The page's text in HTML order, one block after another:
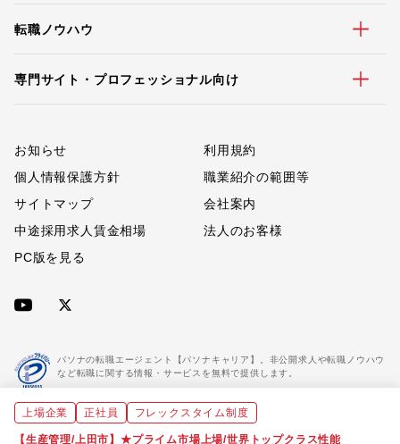
転職ノウハウ
専門サイト・プロフェッショナル向け
お知らせ
利用規約
個人情報保護方針
職業紹介の範囲等
サイトマップ
会社案内
中途採用求人賃金相場
法人のお客様
PC版を見る
パソナの転職エージェント【パソナキャリア】。非公開求人や転職ノウハウ
など転職に関する情報・サービスを無料で提供します。
「パソナキャリア」は職業紹介優良事業者に認定されています。
上場企業 正社員 フレックスタイム制度
【生産管理/上田市】★プライム市場上場/世界トップクラス性能